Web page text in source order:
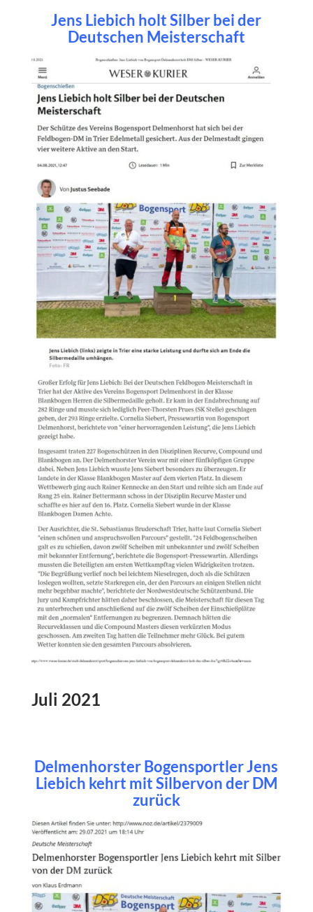
Jens Liebich holt Silber bei der
Deutschen Meisterschaft
Juli 2021
Delmenhorster Bogensportler Jens
Liebich kehrt mit Silbervon der DM
zurück